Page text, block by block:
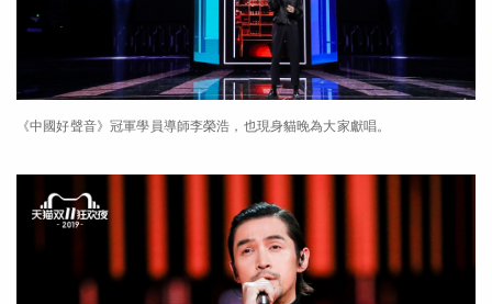
《中國好聲音》冠軍學員導師李榮浩，也現身貓晚為大家獻唱。